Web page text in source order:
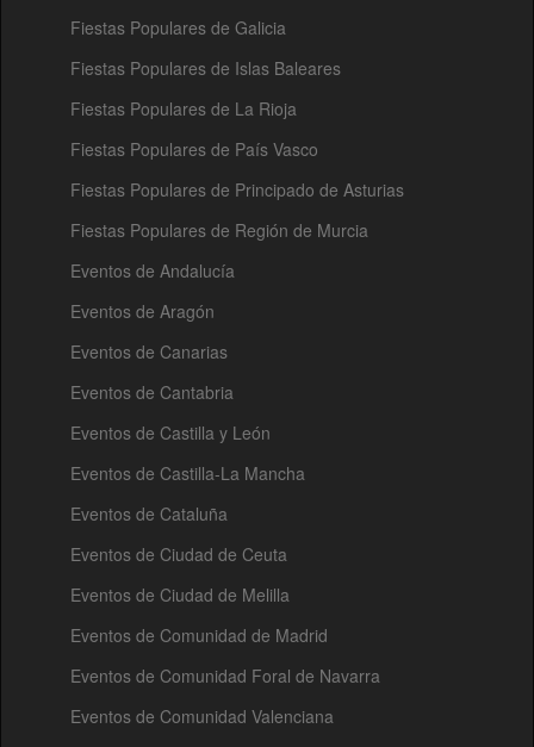
Fiestas Populares de Galicia
Fiestas Populares de Islas Baleares
Fiestas Populares de La Rioja
Fiestas Populares de País Vasco
Fiestas Populares de Principado de Asturias
Fiestas Populares de Región de Murcia
Eventos de Andalucía
Eventos de Aragón
Eventos de Canarias
Eventos de Cantabria
Eventos de Castilla y León
Eventos de Castilla-La Mancha
Eventos de Cataluña
Eventos de Ciudad de Ceuta
Eventos de Ciudad de Melilla
Eventos de Comunidad de Madrid
Eventos de Comunidad Foral de Navarra
Eventos de Comunidad Valenciana